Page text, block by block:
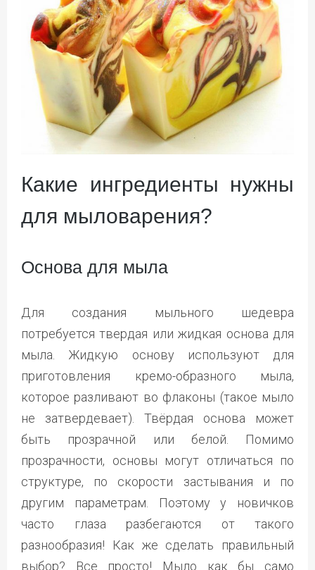
Какие ингредиенты нужны
для мыловарения?
Основа для мыла
Для создания мыльного шедевра
потребуется твердая или жидкая основа для
мыла. Жидкую основу используют для
приготовления кремо-образного мыла,
которое разливают во флаконы (такое мыло
не затвердевает). Твёрдая основа может
быть прозрачной или белой. Помимо
прозрачности, основы могут отличаться по
структуре, по скорости застывания и по
другим параметрам. Поэтому у новичков
часто глаза разбегаются от такого
разнообразия! Как же сделать правильный
выбор? Все просто! Мыло как бы само